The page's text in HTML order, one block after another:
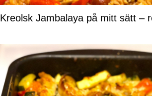
Kreolsk Jambalaya på mitt sätt –